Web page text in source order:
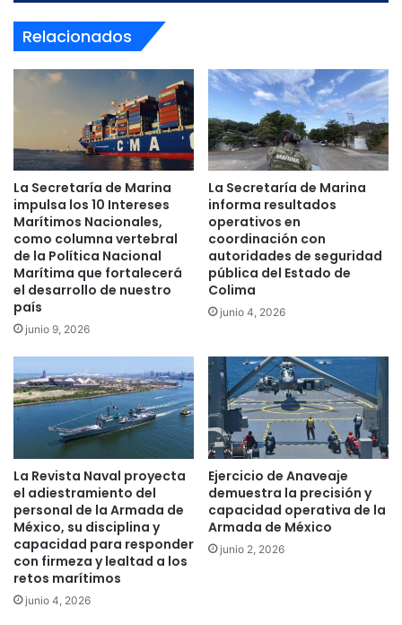
Relacionados
La Secretaría de Marina
impulsa los 10 Intereses
Marítimos Nacionales,
como columna vertebral
de la Política Nacional
Marítima que fortalecerá
el desarrollo de nuestro
país
junio 9, 2026
La Secretaría de Marina
informa resultados
operativos en
coordinación con
autoridades de seguridad
pública del Estado de
Colima
junio 4, 2026
La Revista Naval proyecta
el adiestramiento del
personal de la Armada de
México, su disciplina y
capacidad para responder
con firmeza y lealtad a los
retos marítimos
junio 4, 2026
Ejercicio de Anaveaje
demuestra la precisión y
capacidad operativa de la
Armada de México
junio 2, 2026